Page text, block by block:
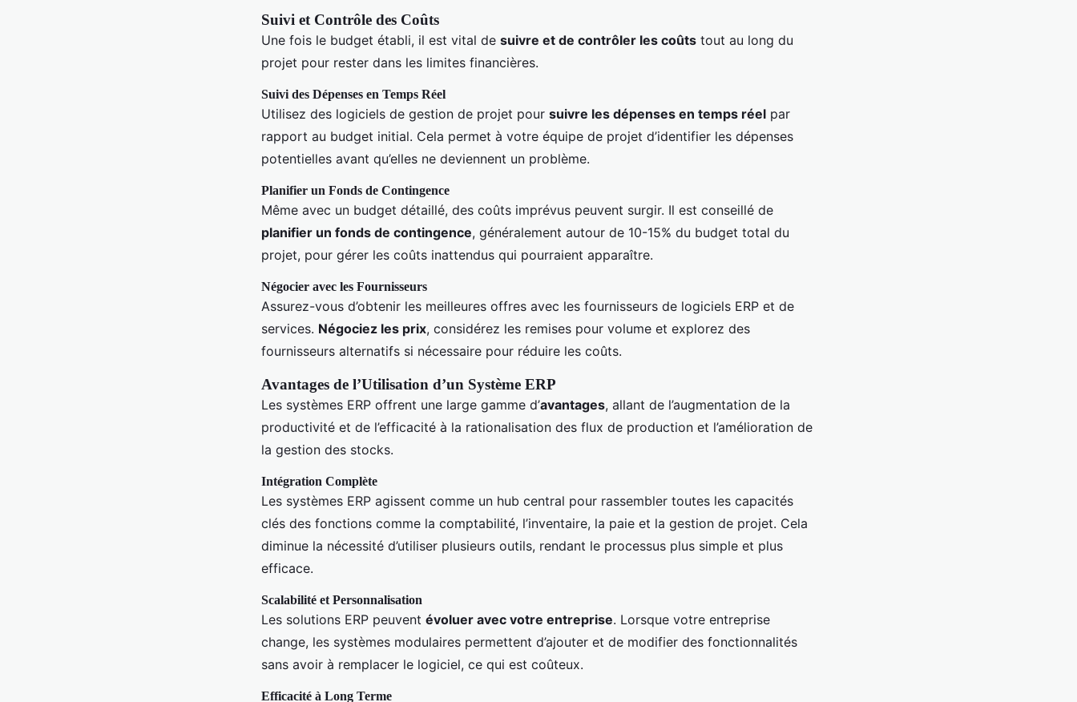
Suivi et Contrôle des Coûts
Une fois le budget établi, il est vital de suivre et de contrôler les coûts tout au long du
projet pour rester dans les limites financières.
Suivi des Dépenses en Temps Réel
Utilisez des logiciels de gestion de projet pour suivre les dépenses en temps réel par
rapport au budget initial. Cela permet à votre équipe de projet d’identifier les dépenses
potentielles avant qu’elles ne deviennent un problème.
Planifier un Fonds de Contingence
Même avec un budget détaillé, des coûts imprévus peuvent surgir. Il est conseillé de
planifier un fonds de contingence, généralement autour de 10-15% du budget total du
projet, pour gérer les coûts inattendus qui pourraient apparaître.
Négocier avec les Fournisseurs
Assurez-vous d’obtenir les meilleures offres avec les fournisseurs de logiciels ERP et de
services. Négociez les prix, considérez les remises pour volume et explorez des
fournisseurs alternatifs si nécessaire pour réduire les coûts.
Avantages de l’Utilisation d’un Système ERP
Les systèmes ERP offrent une large gamme d’avantages, allant de l’augmentation de la
productivité et de l’efficacité à la rationalisation des flux de production et l’amélioration de
la gestion des stocks.
Intégration Complète
Les systèmes ERP agissent comme un hub central pour rassembler toutes les capacités
clés des fonctions comme la comptabilité, l’inventaire, la paie et la gestion de projet. Cela
diminue la nécessité d’utiliser plusieurs outils, rendant le processus plus simple et plus
efficace.
Scalabilité et Personnalisation
Les solutions ERP peuvent évoluer avec votre entreprise. Lorsque votre entreprise
change, les systèmes modulaires permettent d’ajouter et de modifier des fonctionnalités
sans avoir à remplacer le logiciel, ce qui est coûteux.
Efficacité à Long Terme